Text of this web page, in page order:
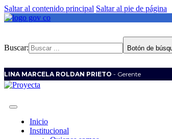
Saltar al contenido principal Saltar al pie de página
Buscar: Botón de
LINA MARCELA ROLDAN PRIETO - Gerente
Inicio
Institucional